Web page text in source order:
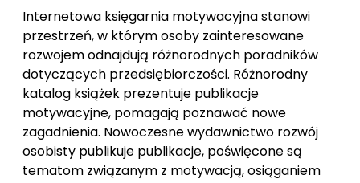
Internetowa księgarnia motywacyjna stanowi
przestrzeń, w którym osoby zainteresowane
rozwojem odnajdują różnorodnych poradników
dotyczących przedsiębiorczości. Różnorodny
katalog książek prezentuje publikacje
motywacyjne, pomagają poznawać nowe
zagadnienia. Nowoczesne wydawnictwo rozwój
osobisty publikuje publikacje, poświęcone są
tematom związanym z motywacją, osiąganiem